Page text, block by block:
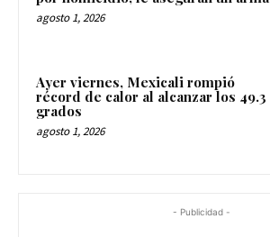
agosto 1, 2026
Ayer viernes, Mexicali rompió
récord de calor al alcanzar los 49.3
grados
agosto 1, 2026
- Publicidad -